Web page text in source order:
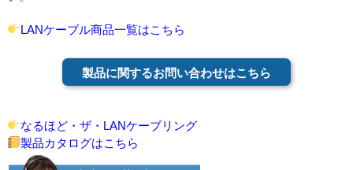
LANケーブル商品一覧はこちら
製品に関するお問い合わせはこちら
なるほど・ザ・LANケーブリング
製品カタログはこちら